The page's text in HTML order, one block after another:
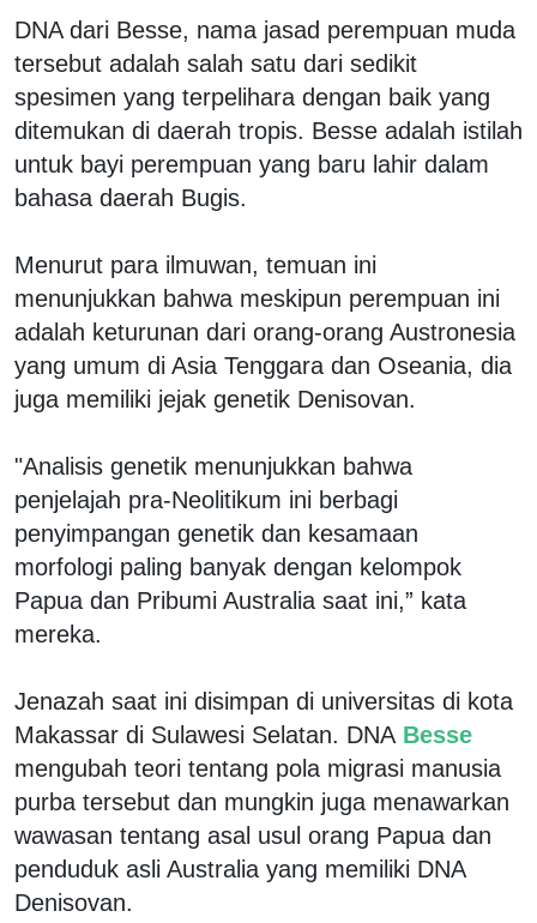
DNA dari Besse, nama jasad perempuan muda
tersebut adalah salah satu dari sedikit
spesimen yang terpelihara dengan baik yang
ditemukan di daerah tropis. Besse adalah istilah
untuk bayi perempuan yang baru lahir dalam
bahasa daerah Bugis.
Menurut para ilmuwan, temuan ini
menunjukkan bahwa meskipun perempuan ini
adalah keturunan dari orang-orang Austronesia
yang umum di Asia Tenggara dan Oseania, dia
juga memiliki jejak genetik Denisovan.
"Analisis genetik menunjukkan bahwa
penjelajah pra-Neolitikum ini berbagi
penyimpangan genetik dan kesamaan
morfologi paling banyak dengan kelompok
Papua dan Pribumi Australia saat ini,” kata
mereka.
Jenazah saat ini disimpan di universitas di kota
Makassar di Sulawesi Selatan. DNA Besse
mengubah teori tentang pola migrasi manusia
purba tersebut dan mungkin juga menawarkan
wawasan tentang asal usul orang Papua dan
penduduk asli Australia yang memiliki DNA
Denisovan.